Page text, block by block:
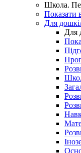
Школа.
Показати
Для
Для